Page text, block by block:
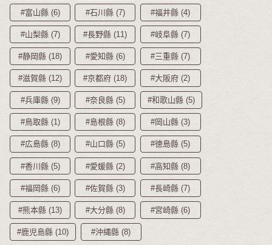
#富山縣 (6) #石川縣 (7) #福井縣 (4)
#山梨縣 (7) #長野縣 (11) #岐阜縣 (7)
#静岡縣 (18) #愛知縣 (6) #三重縣 (7)
#滋賀縣 (12) #京都府 (18) #大阪府 (2)
#兵庫縣 (9) #奈良縣 (5) #和歌山縣 (5)
#鳥取縣 (1) #島根縣 (8) #岡山縣 (3)
#広島縣 (8) #山口縣 (5) #徳島縣 (5)
#香川縣 (5) #愛媛縣 (2) #高知縣 (8)
#福岡縣 (6) #佐賀縣 (3) #長崎縣 (7)
#熊本縣 (13) #大分縣 (8) #宮崎縣 (6)
#鹿児島縣 (10) #沖縄縣 (8)